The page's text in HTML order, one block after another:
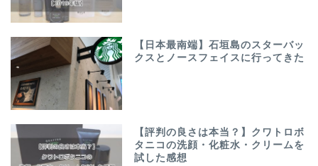
【日本最南端】石垣島のスターバッ
クスとノースフェイスに行ってきた
【評判の良さは本当？】クワトロボ
タニコの洗顔・化粧水・クリームを
試した感想